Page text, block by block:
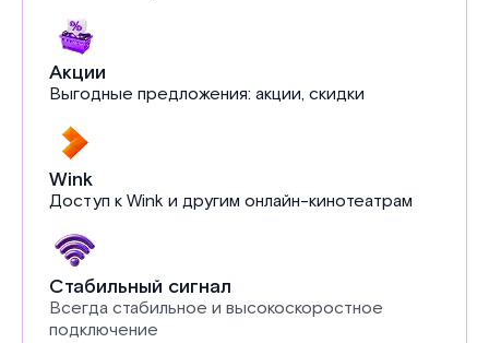
Акции
Выгодные предложения: акции, скидки
Wink
Доступ к Wink и другим онлайн-кинотеатрам
Стабильный сигнал
Всегда стабильное и высокоскоростное
подключение